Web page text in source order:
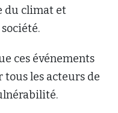
du climat et
ces événements
les acteurs de